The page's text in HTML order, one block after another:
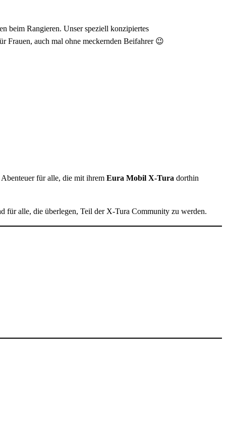
beim Rangieren. Unser speziell konzipiertes
Frauen, auch mal ohne meckernden Beifahrer 😉
für alle, die mit ihrem Eura Mobil X-Tura dorthin
für alle, die überlegen, Teil der X-Tura Community zu werden.